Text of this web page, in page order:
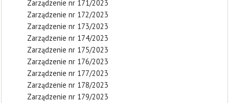
Zarządzenie nr 171/2023
Zarządzenie nr 172/2023
Zarządzenie nr 173/2023
Zarządzenie nr 174/2023
Zarządzenie nr 175/2023
Zarządzenie nr 176/2023
Zarządzenie nr 177/2023
Zarządzenie nr 178/2023
Zarządzenie nr 179/2023